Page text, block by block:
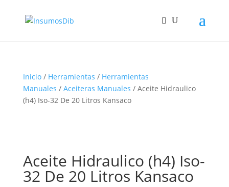
Inicio/ Herramientas / Herramientas
Manuales / Aceiteras Manuales / Aceite Hidraulico
(h4) Iso-32 De 20 Litros Kansaco
Aceite Hidraulico (h4) Iso-
32 De 20 Litros Kansaco